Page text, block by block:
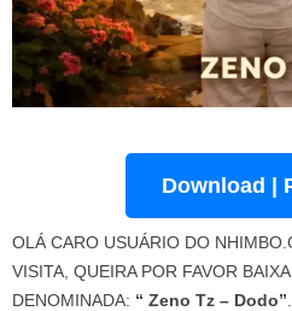
Download |
OLÁ CARO USUÁRIO DO
VISITA, QUEIRA POR FAVOR
DENOMINADA: “ Zeno Tz – Dodo”